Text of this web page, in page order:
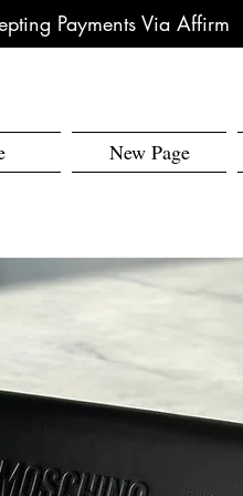
Payments Via Affirm
New Page